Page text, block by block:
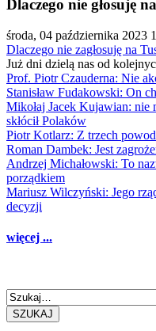
Dlaczego nie głosuję
środa, 04 października 2023
Dlaczego nie zagłosuję na
Już dni dzielą nas od
Prof. Piotr Czauderna: Nie
Stanisław Fudakowski: On
Mikołaj Jacek Kujawian: nie
skłócił Polaków
Piotr Kotlarz: Z trzech
Roman Dambek: Jest
Andrzej Michałowski: To
porządkiem
Mariusz Wilczyński: Jego
decyzji
więcej ...
SZUKAJ